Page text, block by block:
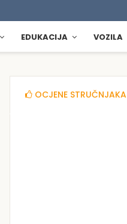
EDUKACIJA VOZILA
OCJENE STRUČNJAKA